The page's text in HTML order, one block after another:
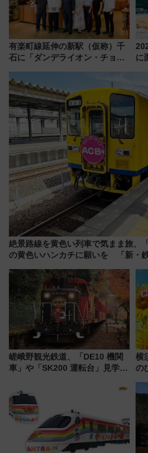
有楽町線延伸の新駅（仮称）千
石に「ダンデライオン・チョコ
1億円出資で挑む新時代のまちづ
くりとは？
に
絶景路線を黄色い列車で気まま旅、
の黄色いハンカチに願いを 「新・
嵯峨野観光鉄道、「DE10 機関
車」や「SK200 運転台」見学ツ
トの一環で激レア体験できちゃ
うかも 参加方法やスケジュール
をご紹介
横
の
7